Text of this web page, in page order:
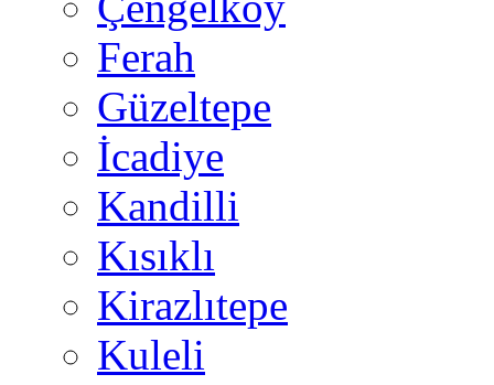
Ferah
Güzeltepe
İcadiye
Kandilli
Kısıklı
Kirazlıtepe
Kuleli